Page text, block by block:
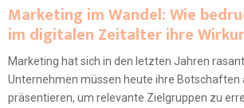
Marketing im Wandel: Wie
im digitalen Zeitalter ihre
Marketing hat sich in den letzten Jahren
Unternehmen müssen heute ihre Botschaften
präsentieren, um relevante Zielgruppen zu